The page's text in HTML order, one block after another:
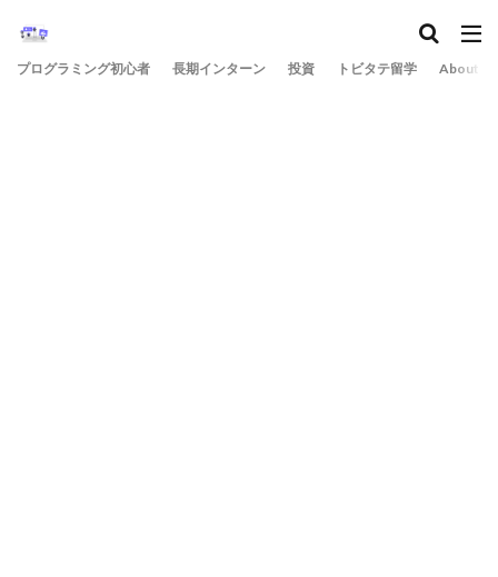
プログラミング初心者 長期インターン 投資 トビタテ留学 About